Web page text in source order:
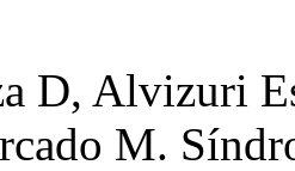
D, Alvizuri
M.